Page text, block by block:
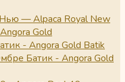
— Alpaca Royal New
Gold
- Angora Gold Batik
Батик - Angora Gold